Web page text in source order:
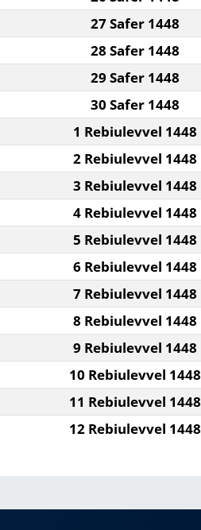
27 Safer 1448
28 Safer 1448
29 Safer 1448
30 Safer 1448
1 Rebiulevvel 1448
2 Rebiulevvel 1448
3 Rebiulevvel 1448
4 Rebiulevvel 1448
5 Rebiulevvel 1448
6 Rebiulevvel 1448
7 Rebiulevvel 1448
8 Rebiulevvel 1448
9 Rebiulevvel 1448
10 Rebiulevvel 1448
11 Rebiulevvel 1448
12 Rebiulevvel 1448